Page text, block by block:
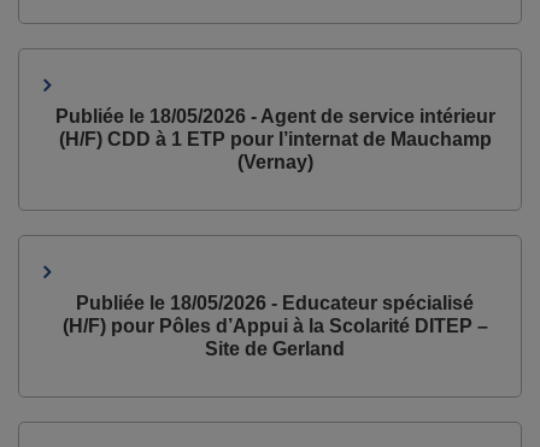
Publiée le 18/05/2026 - Agent de service intérieur
(H/F) CDD à 1 ETP pour l’internat de Mauchamp
(Vernay)
Publiée le 18/05/2026 - Educateur spécialisé
(H/F) pour Pôles d’Appui à la Scolarité DITEP –
Site de Gerland